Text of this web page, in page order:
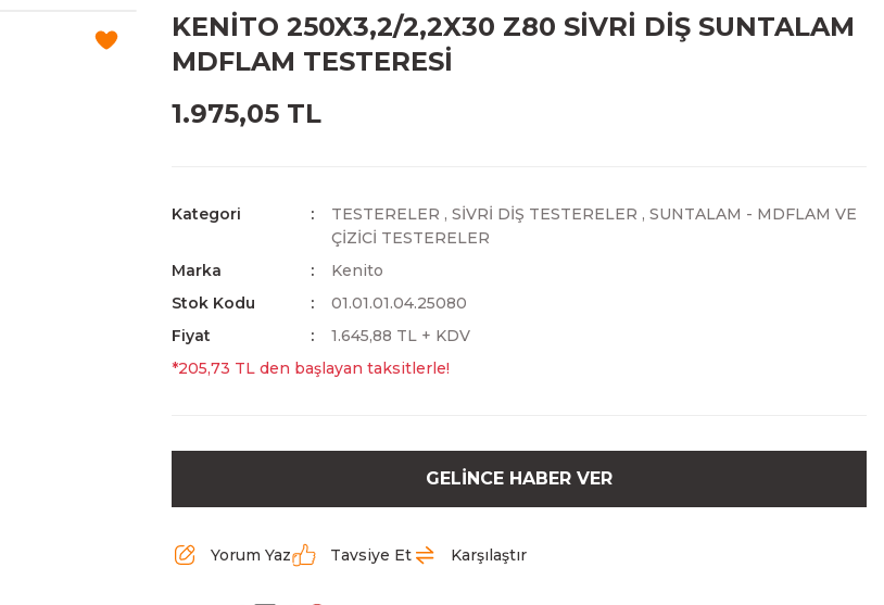
KENİTO 250X3,2/2,2X30 Z80 SİVRİ DİŞ SUNTALAM
MDFLAM TESTERESİ
1.975,05 TL
Kategori TESTERELER , SİVRİ DİŞ TESTERELER , SUNTALAM - MDFLAM VE
ÇİZİCİ TESTERELER
Marka
Kenito
Stok Kodu
01.01.01.04.25080
Fiyat
1.645,88 TL + KDV
*205,73 TL den başlayan taksitlerle!
GELİNCE HABER VER
Yorum Yaz Tavsiye Et Karşılaştır